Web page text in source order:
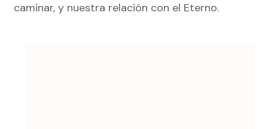
caminar, y nuestra relación con el Eterno.